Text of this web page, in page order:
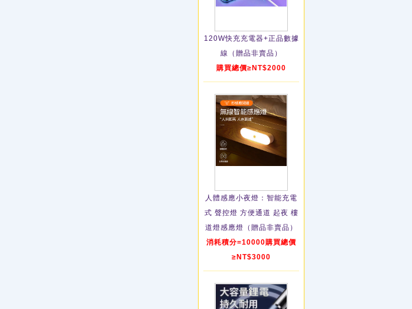
120W快充充電器+正品數據
線（贈品非賣品）
購買總價≥NT$2000
人體感應小夜燈：智能充電
式 聲控燈 方便通道 起夜 樓
道燈感應燈（贈品非賣品）
消耗積分=10000購買總價
≥NT$3000